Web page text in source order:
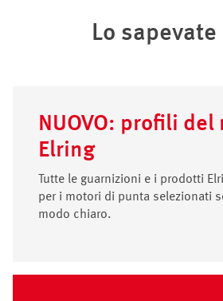
Lo sapevate
NUOVO: profili del
Elring
Tutte le guarnizioni e i prodotti
per i motori di punta selezionati
modo chiaro.